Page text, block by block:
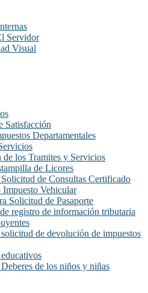
Servidor
Visual
Satisfacción
Departamentales
de los Tramites y Servicios
de Licores
de Consultas Certificado
Impuesto Vehicular
Solicitud de Pasaporte
registro de información tributaria
de devolución de impuestos
de los niños y niñas